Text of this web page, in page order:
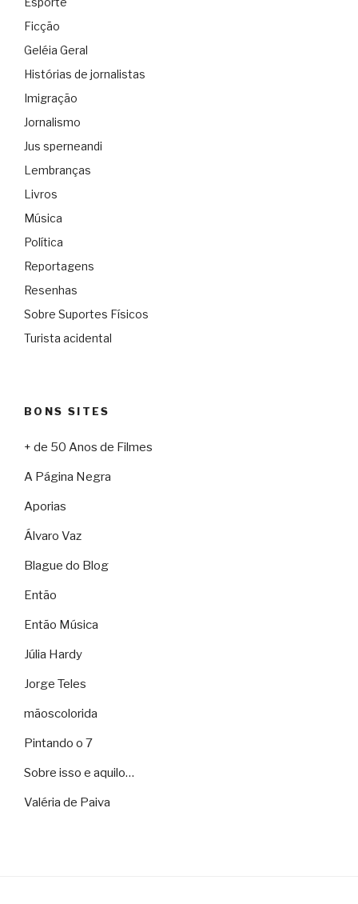
Ficção
Geléia Geral
Histórias de jornalistas
Imigração
Jornalismo
Jus sperneandi
Lembranças
Livros
Música
Política
Reportagens
Resenhas
Sobre Suportes Físicos
Turista acidental
BONS SITES
+ de 50 Anos de Filmes
A Página Negra
Aporias
Álvaro Vaz
Blague do Blog
Então
Então Música
Júlia Hardy
Jorge Teles
mãoscolorida
Pintando o 7
Sobre isso e aquilo…
Valéria de Paiva